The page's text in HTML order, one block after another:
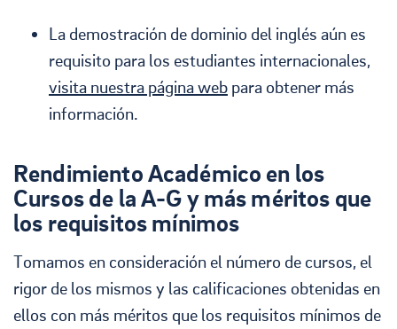
La demostración de dominio del inglés aún es
requisito para los estudiantes internacionales,
visita nuestra página web para obtener más
información.
Rendimiento Académico en los
Cursos de la A-G y más méritos que
los requisitos mínimos
Tomamos en consideración el número de cursos, el
rigor de los mismos y las calificaciones obtenidas en
ellos con más méritos que los requisitos mínimos de